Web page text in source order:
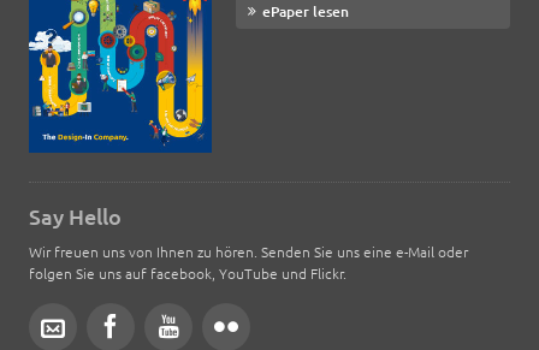
ePaper lesen
Say Hello
Wir freuen uns von Ihnen zu hören. Senden Sie uns eine e-Mail oder
folgen Sie uns auf facebook, YouTube und Flickr.